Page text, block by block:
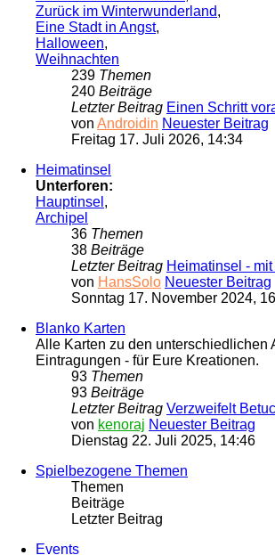
Zurück im Winterwunderland,
Eine Stadt in Angst,
Halloween,
Weihnachten
239 Themen
240 Beiträge
Letzter Beitrag Einen Schritt
von Androidin Neuester Beitrag
Freitag 17. Juli 2026, 14:34
Heimatinsel
Unterforen:
Hauptinsel ,
Archipel
36 Themen
38 Beiträge
Letzter Beitrag Heimatinsel -
von HansSolo Neuester Beitrag
Sonntag 17. November 2024,
Blanko Karten
Alle Karten zu den unterschiedlichen
Eintragungen - für Eure Kreationen.
93 Themen
93 Beiträge
Letzter Beitrag Verzweifelt
von kenoraj Neuester Beitrag
Dienstag 22. Juli 2025, 14:46
Spielbezogene Themen
Themen
Beiträge
Letzter Beitrag
Events